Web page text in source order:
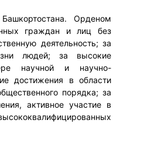
Орденом
граждан и лиц без
деятельность; за
людей; за высокие
научной и научно-
достижения в области
порядка; за
активное участие в